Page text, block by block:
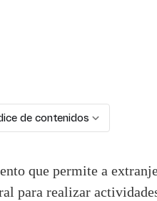
de contenidos
que permite a
para realizar